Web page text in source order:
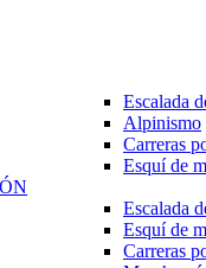
Escalada
Alpinismo
Carreras
Esquí de
Escalada
Esquí de
Carreras